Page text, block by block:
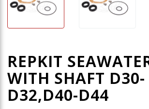
REPKIT
WITH SHAFT D30-
D32,D40-D44